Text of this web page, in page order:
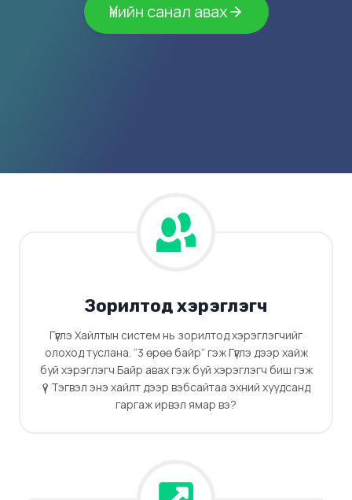
Үнийн санал авах
Зорилтод хэрэглэгч
Гүүглэ Хайлтын систем нь зорилтод хэрэглэгчийг
олоход туслана. “3 өрөө байр” гэж Гүүглэ дээр хайж
буй хэрэглэгч Байр авах гэж буй хэрэглэгч биш гэж
үү? Тэгвэл энэ хайлт дээр вэбсайтаа эхний хуудсанд
гаргаж ирвэл ямар вэ?